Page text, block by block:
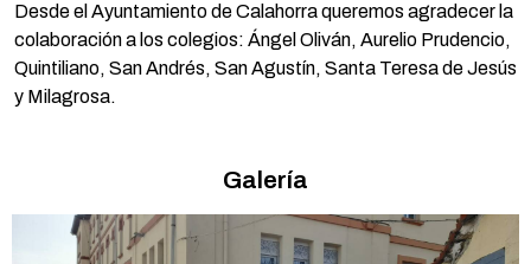
Desde el Ayuntamiento de Calahorra queremos agradecer la
colaboración a los colegios: Ángel Oliván, Aurelio Prudencio,
Quintiliano, San Andrés, San Agustín, Santa Teresa de Jesús
y Milagrosa.
Galería